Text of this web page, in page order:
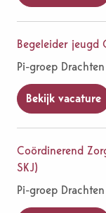
Begeleider jeugd
Pi-groep
Bekijk vacature
Coördinerend
SKJ)
Pi-groep